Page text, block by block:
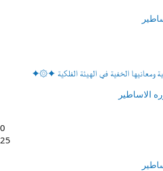
الخفية في الهيئة الفلكية ✦۞✦
الاساطير
0
25